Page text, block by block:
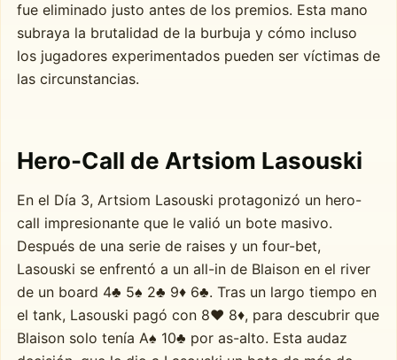
fue eliminado justo antes de los premios. Esta mano
subraya la brutalidad de la burbuja y cómo incluso
los jugadores experimentados pueden ser víctimas de
las circunstancias.
Hero-Call de Artsiom Lasouski
En el Día 3, Artsiom Lasouski protagonizó un hero-
call impresionante que le valió un bote masivo.
Después de una serie de raises y un four-bet,
Lasouski se enfrentó a un all-in de Blaison en el river
de un board 4♣ 5♠ 2♣ 9♦ 6♣. Tras un largo tiempo en
el tank, Lasouski pagó con 8♥ 8♦, para descubrir que
Blaison solo tenía A♠ 10♣ por as-alto. Esta audaz